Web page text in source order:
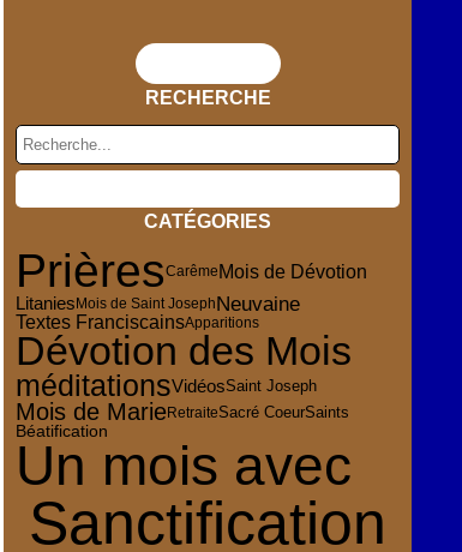
RECHERCHE
CATÉGORIES
PrièresCarêmeMois de Dévotion
Litanies Mois de Saint JosephNeuvaine
Textes FranciscainsApparitions
Dévotion des Mois
méditationsVidéosSaint Joseph
Mois de MarieRetraiteSacré CoeurSaints
Béatification
Un mois avec
Sanctification